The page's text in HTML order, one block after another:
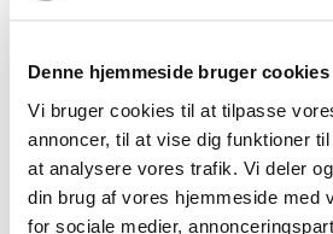
Denne hjemmeside bruger cookies
Vi bruger cookies til at tilpasse
annoncer, til at vise dig funktioner
at analysere vores trafik. Vi deler
din brug af vores hjemmeside med
for sociale medier,
Quantity
ADD TO